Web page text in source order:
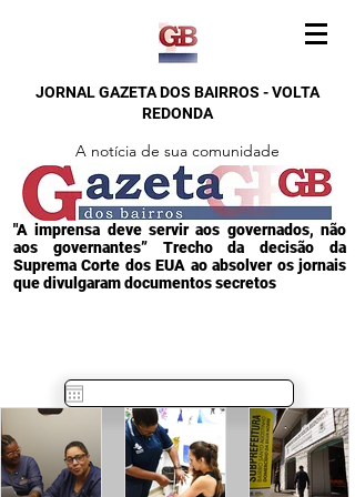
JORNAL GAZETA DOS BAIRROS - VOLTA
REDONDA
A notícia de sua comunidade
"A imprensa deve servir aos governados, não
aos governantes” Trecho da decisão da
Suprema Corte dos EUA ao absolver os jornais
que divulgaram documentos secretos